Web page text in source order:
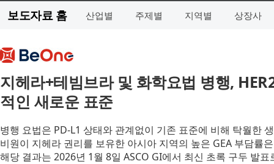
보도자료 홈 산업별 주제별 지역별 상장사
지헤라+테빔브라 및 화학요법 병행,
적인 새로운 표준
병행 요법은 PD-L1 상태와 관계없이 기존 표준에 비해 탁월한
비원이 지헤라 권리를 보유한 아시아 지역의 높은 GEA 부담률
해당 결과는 2026년 1월 8일 ASCO GI에서 최신 초록 구두 발표